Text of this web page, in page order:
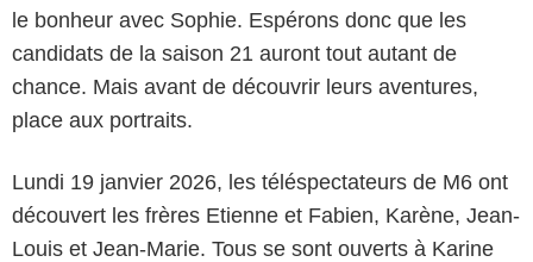
le bonheur avec Sophie. Espérons donc que les
candidats de la saison 21 auront tout autant de
chance. Mais avant de découvrir leurs aventures,
place aux portraits.
Lundi 19 janvier 2026, les téléspectateurs de M6 ont
découvert les frères Etienne et Fabien, Karène, Jean-
Louis et Jean-Marie. Tous se sont ouverts à Karine